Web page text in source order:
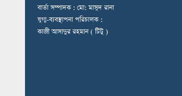
বার্তা সম্পাদক : মো: মাসুদ রানা
যুগ্ম-ব্যবস্থাপনা পরিচালক :
কাজী আসাদুর রহমান ( টিটু )